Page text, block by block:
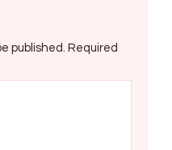
published.
Required